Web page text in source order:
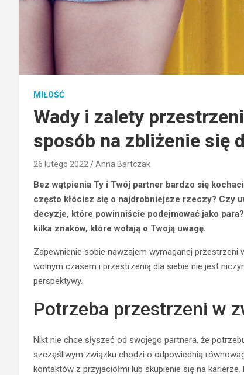
MIŁOŚĆ
Wady i zalety
sposób na zbliżenie się
26 lutego 2022 Anna Bartczak
Bez wątpienia Ty i Twój partner bardzo się
często kłócisz się o najdrobniejsze rzeczy? Czy
decyzje, które powinniście podejmować jako
kilka znaków, które wołają o Twoją uwagę.
Zapewnienie sobie nawzajem wymaganej przestrzeni
wolnym czasem i przestrzenią dla siebie nie jest
perspektywy.
Potrzeba przestrzeni w
Nikt nie chce słyszeć od swojego partnera, że
szczęśliwym związku chodzi o odpowiednią
kontaktów z przyjaciółmi lub skupienie się na